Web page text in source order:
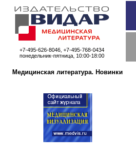
+7-495-626-8046, +7-495-768-0434
понедельник-пятница, 10:00-18:00
Медицинская литература. Новинки